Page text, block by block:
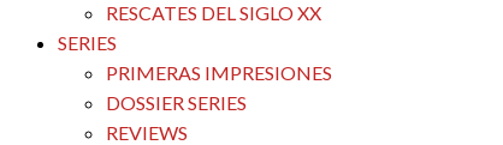
RESCATES DEL SIGLO XX
SERIES
PRIMERAS IMPRESIONES
DOSSIER SERIES
REVIEWS